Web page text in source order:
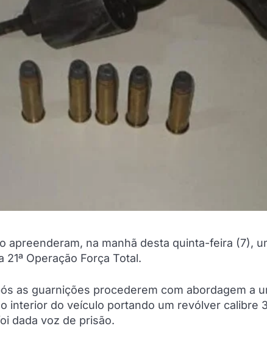
apreenderam, na manhã desta quinta-feira (7),
Operação Força Total.
as guarnições procederem com abordagem a
interior do veículo portando um revólver calibre
dada voz de prisão.